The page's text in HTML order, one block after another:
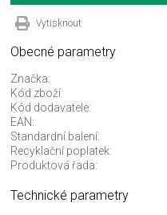
Vytisknout
Obecné parametry
Značka:
Kód zboží:
Kód dodavatele:
EAN:
Standardní balení:
Recyklační poplatek:
Produktová řada:
Technické parametry